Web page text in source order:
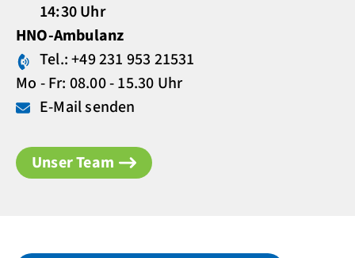
14:30 Uhr
HNO-Ambulanz
Tel.: +49 231 953 21531
Mo - Fr: 08.00 - 15.30 Uhr
E-Mail senden
Unser Team